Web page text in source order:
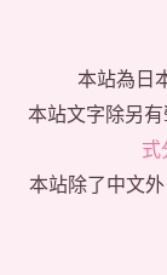
本站為日
本站文字除另
式
本站除了中文